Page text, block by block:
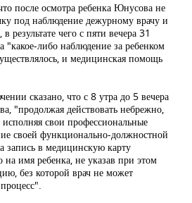
после осмотра ребенка Юнусова не
под наблюдение дежурному врачу и
результате чего с пяти вечера 31
"какое-либо наблюдение за ребенком
и медицинская помощь
сказано, что с 8 утра до 5 вечера
"продолжая действовать небрежно,
свои профессиональные
своей функционально-должностной
запись в медицинскую карту
на имя ребенка, не указав при этом
без которой врач не может